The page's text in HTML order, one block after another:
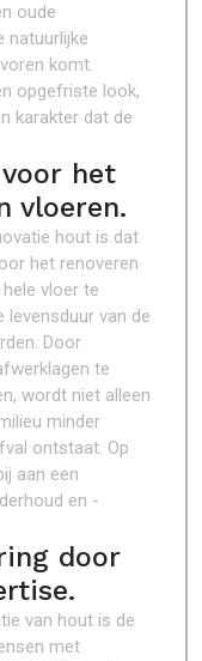
oude
natuurlijke
komt.
opgefriste look,
karakter dat de
het
vloeren.
hout is dat
het renoveren
vloer te
levensduur van de
Door
te
wordt niet alleen
minder
ontstaat. Op
aan een
en -
door
van hout is de
met